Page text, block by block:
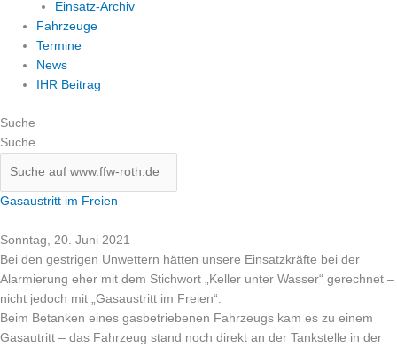
Einsatz-Archiv
Fahrzeuge
Termine
News
IHR Beitrag
Suche
Suche
Gasaustritt im Freien
Sonntag, 20. Juni 2021
Bei den gestrigen Unwettern hätten unsere Einsatzkräfte bei der
Alarmierung eher mit dem Stichwort „Keller unter Wasser“ gerechnet –
nicht jedoch mit „Gasaustritt im Freien“.
Beim Betanken eines gasbetriebenen Fahrzeugs kam es zu einem
Gasautritt – das Fahrzeug stand noch direkt an der Tankstelle in der